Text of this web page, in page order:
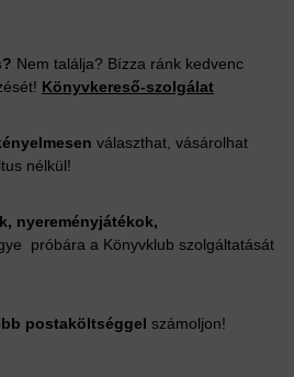
Nem találja? Bízza ránk kedvenc
Könyvkereső-szolgálat
választhat, vásárolhat
nélkül!
nyereményjátékok,
próbára a Könyvklub szolgáltatását
postaköltséggel számoljon!